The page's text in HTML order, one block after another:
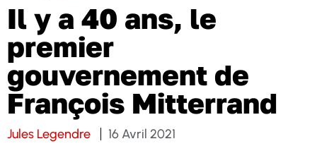
Il y a 40 ans, le
premier
gouvernement de
François Mitterrand
Jules Legendre 16 Avril 2021